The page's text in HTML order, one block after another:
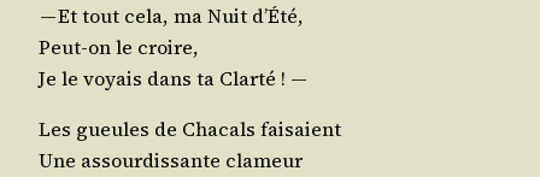
— Et tout cela, ma Nuit d’Été,
Peut-on le croire,
Je le voyais dans ta Clarté ! —
Les gueules de Cha­cals faisaient
Une assour­dis­sante clameur